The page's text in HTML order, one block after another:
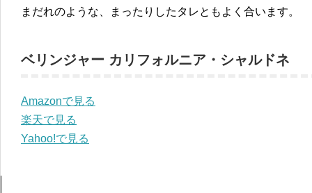
まだれのような、まったりしたタレともよく合います。
ベリンジャー カリフォルニア・シャルドネ
Amazonで見る
楽天で見る
Yahoo!で見る